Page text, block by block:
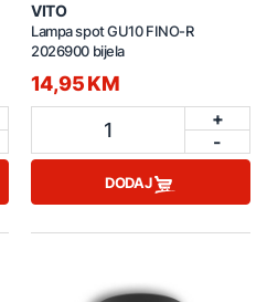
VITO
Lampa spot GU10 FINO-R
2026900 bijela
14,95 KM
1
+
-
DODAJ